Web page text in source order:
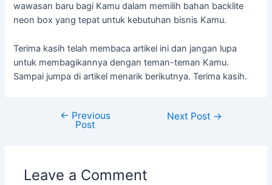
wawasan baru bagi Kamu dalam memilih bahan backlite
neon box yang tepat untuk kebutuhan bisnis Kamu.
Terima kasih telah membaca artikel ini dan jangan lupa
untuk membagikannya dengan teman-teman Kamu.
Sampai jumpa di artikel menarik berikutnya. Terima kasih.
← Previous
Post
Next Post →
Leave a Comment